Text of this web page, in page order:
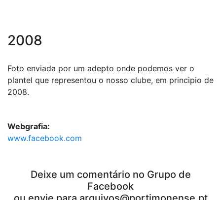
2008
Foto enviada por um adepto onde podemos ver o
plantel que representou o nosso clube, em principio de
2008.
Webgrafia:
www.facebook.com
Deixe um comentário no Grupo de
Facebook